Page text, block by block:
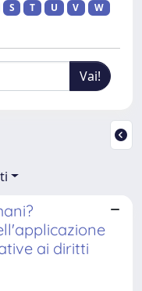
S T U V
W
ai diritti